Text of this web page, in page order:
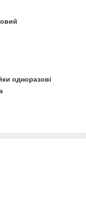
одноразові